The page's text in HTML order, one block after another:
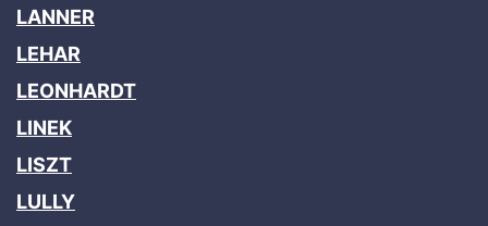
LANNER
LEHAR
LEONHARDT
LINEK
LISZT
LULLY